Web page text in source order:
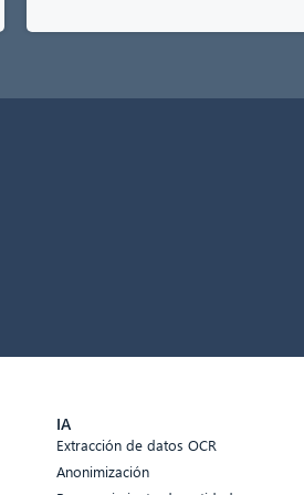
IA
Extracción de datos OCR
Anonimización